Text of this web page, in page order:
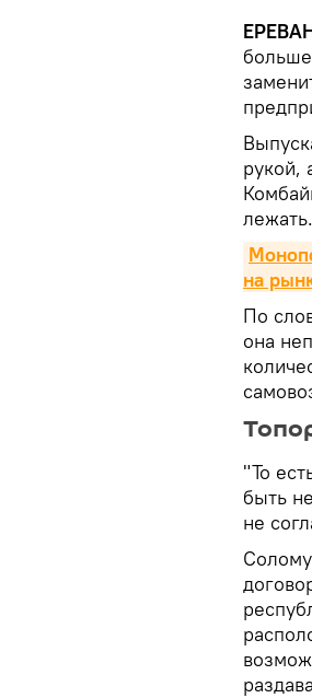
рукой,
лежать.
на
По
она
"То
быть
не